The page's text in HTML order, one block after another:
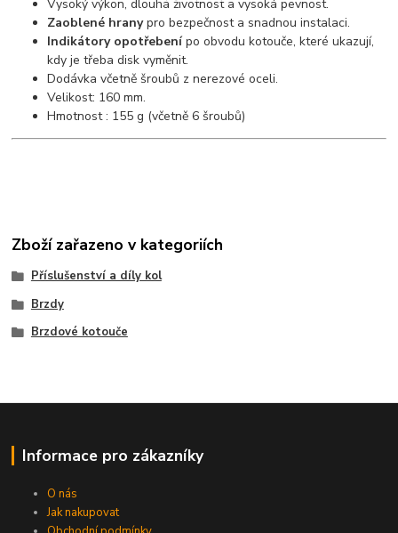
Vysoký výkon, dlouhá životnost a vysoká pevnost.
Zaoblené hranypro bezpečnost a snadnou instalaci.
Indikátory opotřebenípo obvodu kotouče, které ukazují,
kdy je třeba disk vyměnit.
Dodávka včetně šroubů z nerezové oceli.
Velikost: 160 mm.
Hmotnost : 155 g (včetně 6 šroubů)
Zboží zařazeno v kategoriích
Příslušenství a díly kol
Brzdy
Brzdové kotouče
Informace pro zákazníky
O nás
Jak nakupovat